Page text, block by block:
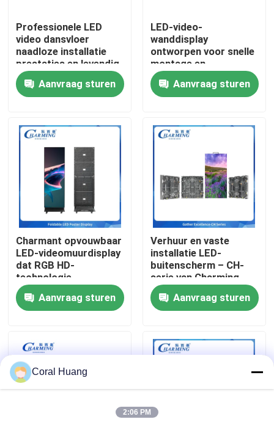
Thuis
VR-show
Over ons
Fabrieksreis
Kwaliteitscontrole
Contacteer ons
Vraag een offerte aan
LED-videomuurweergave
Professionele LED
video dansvloer
naadloze installatie
prestaties en levendig
beeld voor
commerciële
toepassingen
Aanvraag sturen
LED-video-
wanddisplay
ontworpen voor snelle
montage en
demontage waardoor
een flexibele inzet op
beurzen mogelijk is
Aanvraag sturen
Charmant opvouwbaar
LED-videomuurdisplay
dat RGB HD-
technologie
combineert met
flexibele structuur,
energiebesparing en
perfect voor
evenementen
Aanvraag sturen
Verhuur en vaste
installatie LED-
buitenscherm – CH-
serie van Charming
p3.91 IP65
Aanvraag sturen
Coral Huang
2:06 PM